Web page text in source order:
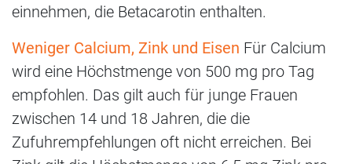
einnehmen, die Betacarotin enthalten.
Weniger Calcium, Zink und Eisen Für Calcium
wird eine Höchstmenge von 500 mg pro Tag
empfohlen. Das gilt auch für junge Frauen
zwischen 14 und 18 Jahren, die die
Zufuhrempfehlungen oft nicht erreichen. Bei